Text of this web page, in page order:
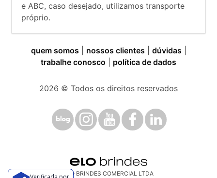
e ABC, caso desejado, utilizamos transporte
próprio.
quem somos nossos clientes dúvidas
trabalhe conosco
política de dados
2026 © Todos os direitos reservados
ELO BRINDES COMERCIAL LTDA